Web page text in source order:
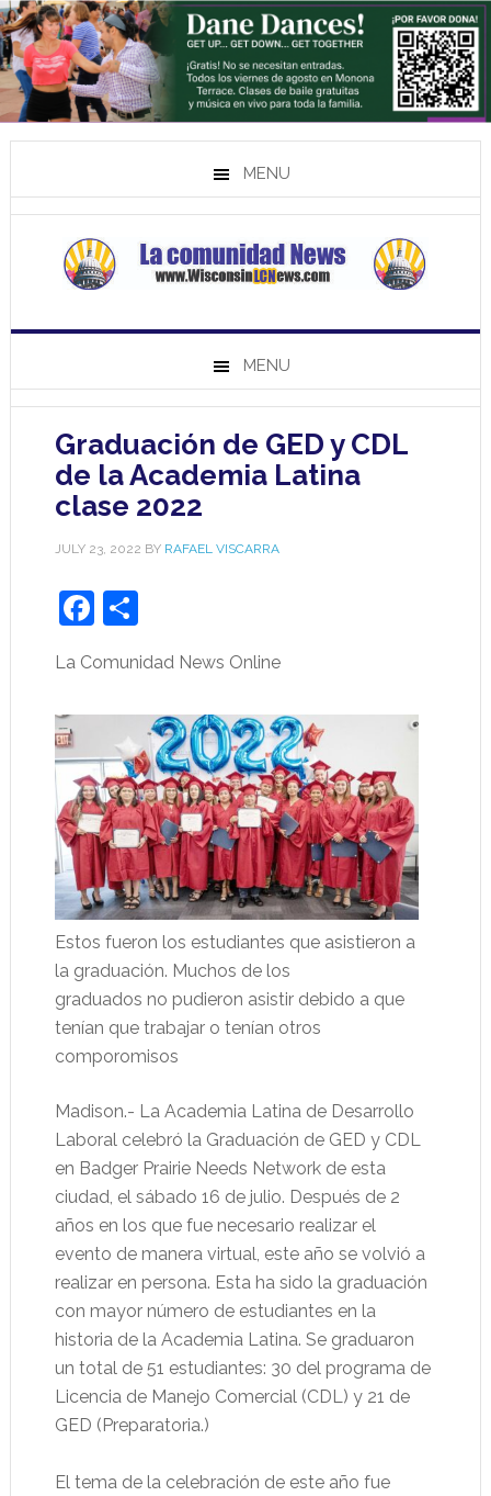
MENU
MENU
Graduación de GED y CDL
de la Academia Latina
clase 2022
JULY 23, 2022 BY RAFAEL VISCARRA
Facebook
Share
La Comunidad News Online
Estos fueron los estudiantes que asistieron a
la graduación. Muchos de los
graduados no pudieron asistir debido a que
tenían que trabajar o tenían otros
comporomisos
Madison.- La Academia Latina de Desarrollo
Laboral celebró la Graduación de GED y CDL
en Badger Prairie Needs Network de esta
ciudad, el sábado 16 de julio. Después de 2
años en los que fue necesario realizar el
evento de manera virtual, este año se volvió a
realizar en persona. Esta ha sido la graduación
con mayor número de estudiantes en la
historia de la Academia Latina. Se graduaron
un total de 51 estudiantes: 30 del programa de
Licencia de Manejo Comercial (CDL) y 21 de
GED (Preparatoria.)
El tema de la celebración de este año fue